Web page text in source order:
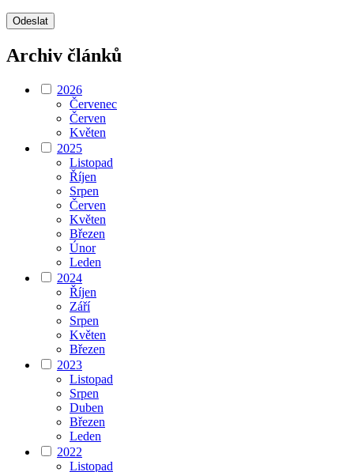
Archiv článků
2026
Červenec
Červen
Květen
2025
Listopad
Říjen
Srpen
Červen
Květen
Březen
Únor
Leden
2024
Říjen
Září
Srpen
Květen
Březen
2023
Listopad
Srpen
Duben
Březen
Leden
2022
Listopad